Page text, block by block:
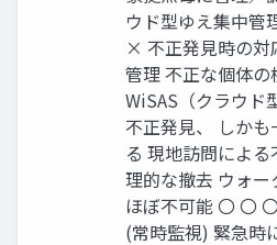
ウド型ゆえ集中管
× 不正発見時の
管理 不正な個体
WiSAS（クラウ
不正発見、 しか
る 現地訪問によ
理的な撤去 ウォー
ほぼ不可能 〇 〇
(常時監視) 緊急時